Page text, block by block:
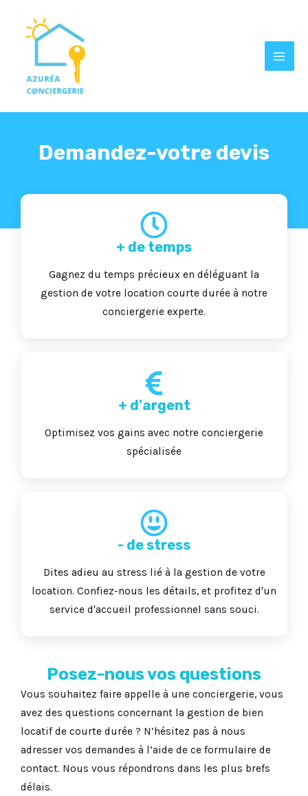
contenu
Demandez-votre devis
Posez-nous vos questions
Vous souhaitez faire appelle à une conciergerie, vous
avez des questions concernant la gestion de bien
locatif de courte durée ? N’hésitez pas à nous
adresser vos demandes à l’aide de ce formulaire de
contact. Nous vous répondrons dans les plus brefs
délais.
+ de temps
Gagnez du temps précieux en déléguant la
gestion de votre location courte durée à notre
conciergerie experte.
+ d'argent
Optimisez vos gains avec notre conciergerie
spécialisée
- de stress
Dites adieu au stress lié à la gestion de votre
location. Confiez-nous les détails, et profitez d'un
service d'accueil professionnel sans souci.